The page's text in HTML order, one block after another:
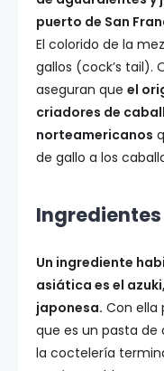
puerto de San
El colorido de la
gallos (cock’s tail).
aseguran que el
criadores de
norteamericanos
de gallo a los
Un ingrediente
asiática es el
japonesa. Con ella
que es un pasta de
la coctelería